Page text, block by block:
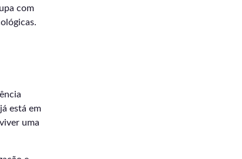
com
está em
uma